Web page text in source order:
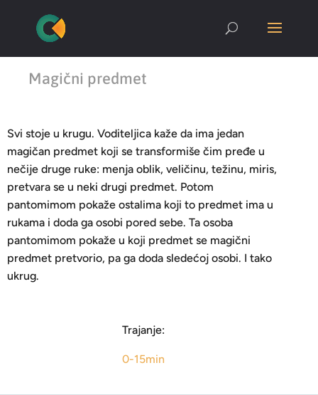
Magični predmet
Svi stoje u krugu. Voditeljica kaže da ima jedan
magičan predmet koji se transformiše čim pređe u
nečije druge ruke: menja oblik, veličinu, težinu, miris,
pretvara se u neki drugi predmet. Potom
pantomimom pokaže ostalima koji to predmet ima u
rukama i doda ga osobi pored sebe. Ta osoba
pantomimom pokaže u koji predmet se magični
predmet pretvorio, pa ga doda sledećoj osobi. I tako
ukrug.
Trajanje:
0-15min